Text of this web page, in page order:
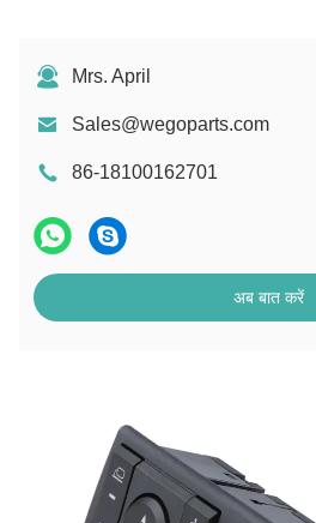
Mrs. April
Sales@wegoparts.com
86-18100162701
अब बात करें